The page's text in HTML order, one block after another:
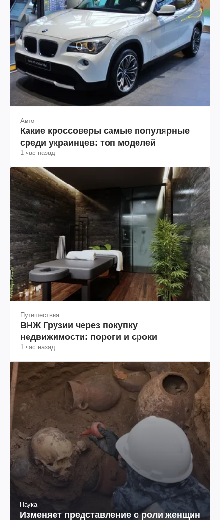
Авто
Какие кроссоверы самые популярные
среди украинцев: топ моделей
1 час назад
Путешествия
ВНЖ Грузии через покупку
недвижимости: пороги и сроки
1 час назад
Наука
Изменяет представление о роли женщин